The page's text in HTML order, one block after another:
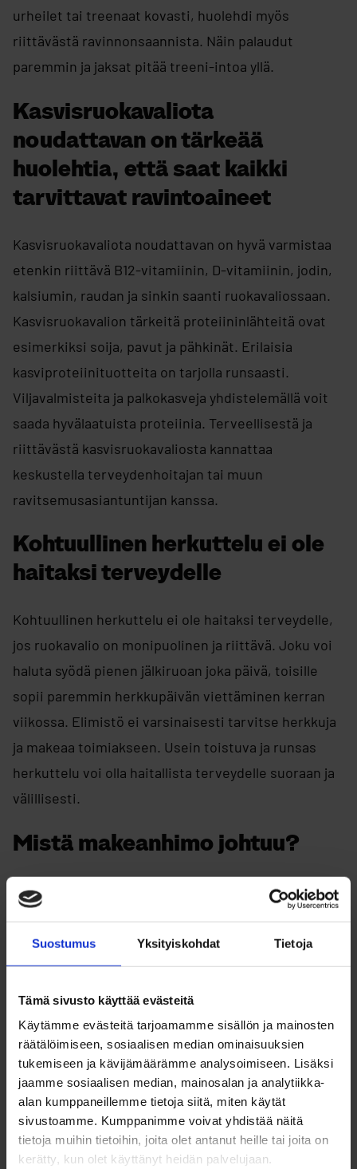
Suostumus Yksityiskohdat Tietoja
Tämä sivusto käyttää evästeitä
Käytämme evästeitä tarjoamamme sisällön ja mainosten
räätälöimiseen, sosiaalisen median ominaisuuksien
tukemiseen ja kävijämäärämme analysoimiseen. Lisäksi
jaamme sosiaalisen median, mainosalan ja analytiikka-
alan kumppaneillemme tietoja siitä, miten käytät
sivustoamme. Kumppanimme voivat yhdistää näitä
tietoja muihin tietoihin, joita olet antanut heille tai joita on
kerätty, kun olet käyttänyt heidän palvelujaan.
urheilet tai treenaat kovasti, huolehdi myös
riittävästä ravinnonsaannista. Näin palaudut
paremmin ja jaksat pitää treeni-intoa yllä.
Kasvisruokavaliota
noudattavan on tärkeää
huolehtia, että saat kaikki
tarvittavat ravintoaineet
Kasvisruokavaliota noudattavan on hyvä varmistaa
etenkin riittävä B12-vitamiinin, D-vitamiinin, jodin,
kalsiumin, raudan ja sinkin saanti ruokavaliossaan.
Kasvisruokavalion tärkeitä proteiininlähteitä ovat
esimerkiksi soija, pavut ja pähkinät. Erilaisia
kasviproteiinituotteita on tarjolla runsaasti.
Viljavalmisteita ja palkokasveja yhdistelemällä voit
saada hyvälaatuista proteiinia. Terveellisestä ja
riittävästä kasvisruokavaliosta kannattaa
keskustella terveydenhoitajan tai muun
ravitsemusasiantuntijan kanssa.
Kohtuullinen herkuttelu ei ole
haitaksi terveydelle
Kohtuullinen herkuttelu ei ole haitaksi terveydelle,
jos ruokavalio on monipuolinen ja riittävä. Joku voi
haluta syödä pienen jälkiruoan joka päivä, toisille
sopii paremmin herkkupäivän viettäminen kerran
viikossa. Elimistö ei varsinaisesti tarvitse herkkuja
ja makeaa toimiakseen. Usein toistuva ja runsas
herkuttelu voi olla haitallista terveydelle suoraan ja
välillisesti.
Mistä makeanhimo johtuu?
Makeanhimo voi tulla, jos energiaa ei saa ravinnosta
tarpeeksi. Säännöllinen ateriarytmi, riittävät ateriat
ja sopivat välipalat pitävät makeanhimon poissa.
Jano voi tuntua joskus makeanhimona. Riittävä
veden juominen, noin 1-1,5 litraa vuorokaudessa, voi
auttaa pitämään makean nälän poissa.
Hyviä vinkkejä herkuttelun
lopettamiseen tai vähentämiseen:
Syö aterioilla itsesi kylläiseksi ja muista syödä
riittävästi kasviksia.